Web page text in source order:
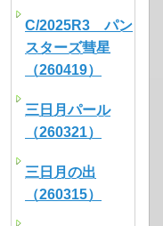
C/2025R3 パン
スターズ彗星
（260419）
三日月パール
（260321）
三日月の出
（260315）